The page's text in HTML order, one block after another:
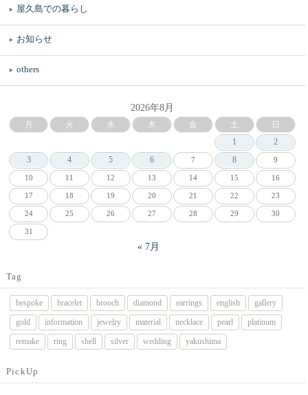
屋久島での暮らし
お知らせ
others
2026年8月
月 火 水 木 金 土
日
1
2
3
4 5 6 7 8 9
10 11 12 13 14 15 16
17 18 19 20 21 22 23
24 25 26 27 28 29 30
31
« 7月
Tag
bespoke bracelet brooch diamond earrings english
gallery
gold
information jewelry material necklace pearl
platinum
remake
ring shell silver wedding yakushima
PickUp